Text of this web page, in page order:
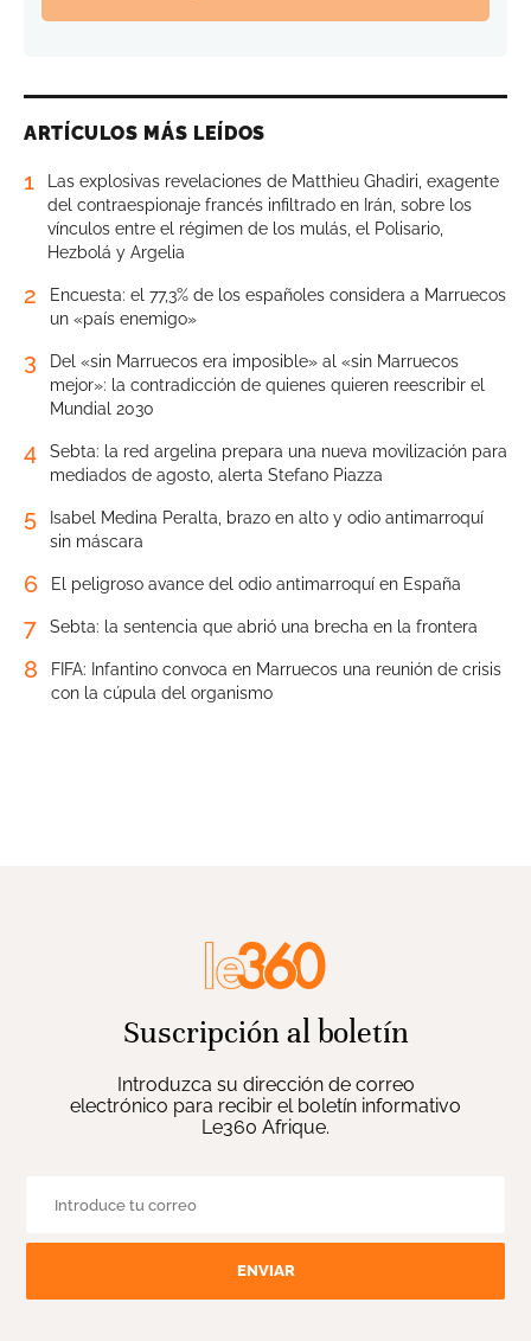
ARTÍCULOS MÁS LEÍDOS
1
Las explosivas revelaciones de Matthieu Ghadiri, exagente
del contraespionaje francés infiltrado en Irán, sobre los
vínculos entre el régimen de los mulás, el Polisario,
Hezbolá y Argelia
2
Encuesta: el 77,3% de los españoles considera a Marruecos
un «país enemigo»
3
Del «sin Marruecos era imposible» al «sin Marruecos
mejor»: la contradicción de quienes quieren reescribir el
Mundial 2030
4
Sebta: la red argelina prepara una nueva movilización para
mediados de agosto, alerta Stefano Piazza
5
Isabel Medina Peralta, brazo en alto y odio antimarroquí
sin máscara
6 El peligroso avance del odio antimarroquí en España
7 Sebta: la sentencia que abrió una brecha en la frontera
8
FIFA: Infantino convoca en Marruecos una reunión de crisis
con la cúpula del organismo
Suscripción al boletín
Introduzca su dirección de correo
electrónico para recibir el boletín informativo
Le360 Afrique.
ENVIAR